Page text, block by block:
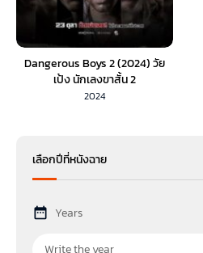
Dangerous Boys 2 (2024) วัย
เป้ง นักเลงขาสั้น 2
2024
เลือกปีที่หนังฉาย
Years